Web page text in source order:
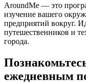
AroundMe — это
изучение вашего
предприятий вокруг.
путешественников и
города.
ежедневным